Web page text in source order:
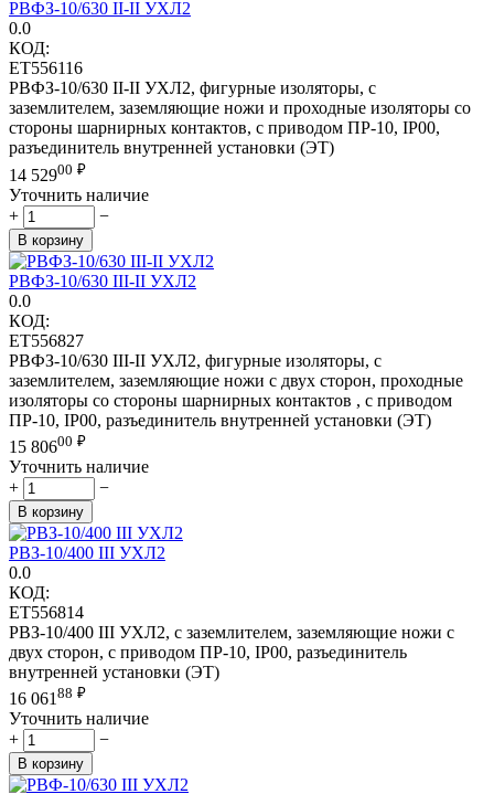
РВФЗ-10/630 II-II УХЛ2
0.0
КОД:
ET556116
РВФЗ-10/630 II-II УХЛ2, фигурные изоляторы, с
заземлителем, заземляющие ножи и проходные изоляторы со
стороны шарнирных контактов, с приводом ПР-10, IP00,
разъединитель внутренней установки (ЭТ)
14 52900 ₽
Уточнить наличие
+
−
В корзину
РВФЗ-10/630 III-II УХЛ2
0.0
КОД:
ET556827
РВФЗ-10/630 III-II УХЛ2, фигурные изоляторы, с
заземлителем, заземляющие ножи с двух сторон, проходные
изоляторы со стороны шарнирных контактов , с приводом
ПР-10, IP00, разъединитель внутренней установки (ЭТ)
15 80600 ₽
Уточнить наличие
+
−
В корзину
РВЗ-10/400 III УХЛ2
0.0
КОД:
ET556814
РВЗ-10/400 III УХЛ2, с заземлителем, заземляющие ножи с
двух сторон, с приводом ПР-10, IP00, разъединитель
внутренней установки (ЭТ)
16 06188 ₽
Уточнить наличие
+
−
В корзину